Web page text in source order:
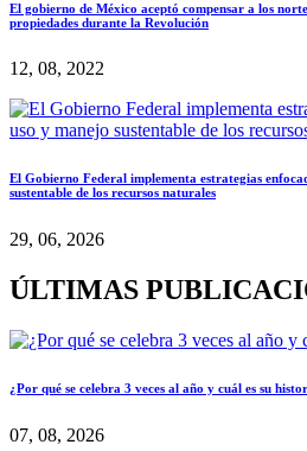
El gobierno de México aceptó compensar a los
propiedades durante la Revolución
12, 08, 2022
El Gobierno Federal implementa estrategias
sustentable de los recursos naturales
29, 06, 2026
ÚLTIMAS
¿Por qué se celebra 3 veces al año y cuál es su
07, 08, 2026